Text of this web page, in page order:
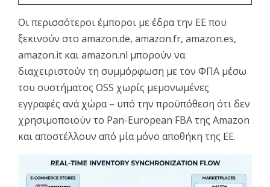
Οι περισσότεροι έμποροι με έδρα την ΕΕ που
ξεκινούν στο amazon.de, amazon.fr, amazon.es,
amazon.it και amazon.nl μπορούν να
διαχειριστούν τη συμμόρφωση με τον ΦΠΑ μέσω
του συστήματος OSS χωρίς μεμονωμένες
εγγραφές ανά χώρα – υπό την προϋπόθεση ότι δεν
χρησιμοποιούν το Pan-European FBA της Amazon
και αποστέλλουν από μία μόνο αποθήκη της ΕΕ.